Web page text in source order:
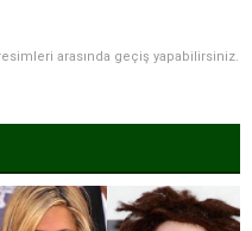
arasında geçiş yapabilirsiniz.